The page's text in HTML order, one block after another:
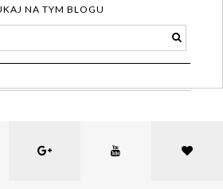
NA TYM BLOGU